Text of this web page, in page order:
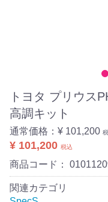
トヨタ プリウス
高調キット
通常価格： ¥ 101,200
¥ 101,200 税込
商品コード：
関連カテゴリ